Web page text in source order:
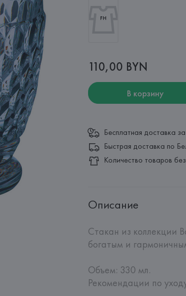
110,00 BYN
В корзину
Бесплатная доставка
Быстрая доставка по
Количество товаров
Описание
Стакан из коллекции
богатым и
Объем: 330 мл.
Рекомендации по